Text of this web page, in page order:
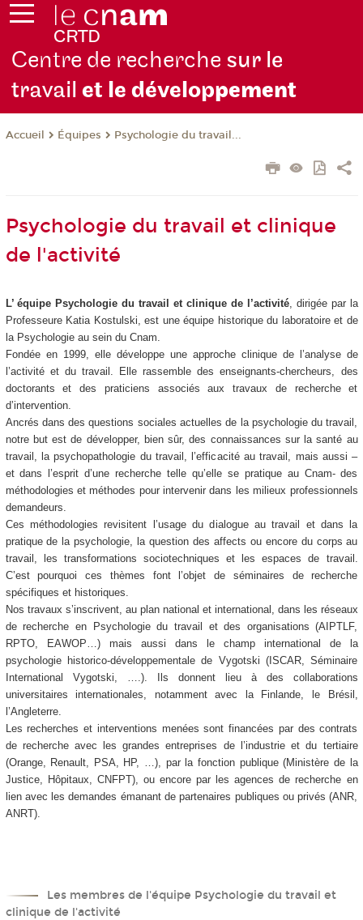
Centre de recherche sur le
travailet le développement
Accueil Équipes Psychologie du travail...
Psychologie du travail et clinique
de l'activité
L’ équipe Psychologie du travail et clinique de l’activité, dirigée par la
Professeure Katia Kostulski, est une équipe historique du laboratoire et de
la Psychologie au sein du Cnam.
Fondée en 1999, elle développe une approche clinique de l’analyse de
l’activité et du travail. Elle rassemble des enseignants-chercheurs, des
doctorants et des praticiens associés aux travaux de recherche et
d’intervention.
Ancrés dans des questions sociales actuelles de la psychologie du travail,
notre but est de développer, bien sûr, des connaissances sur la santé au
travail, la psychopathologie du travail, l’efficacité au travail, mais aussi –
et dans l’esprit d’une recherche telle qu’elle se pratique au Cnam- des
méthodologies et méthodes pour intervenir dans les milieux professionnels
demandeurs.
Ces méthodologies revisitent l’usage du dialogue au travail et dans la
pratique de la psychologie, la question des affects ou encore du corps au
travail, les transformations sociotechniques et les espaces de travail.
C’est pourquoi ces thèmes font l’objet de séminaires de recherche
spécifiques et historiques.
Nos travaux s’inscrivent, au plan national et international, dans les réseaux
de recherche en Psychologie du travail et des organisations (AIPTLF,
RPTO, EAWOP…) mais aussi dans le champ international de la
psychologie historico-développementale de Vygotski (ISCAR, Séminaire
International Vygotski, ….). Ils donnent lieu à des collaborations
universitaires internationales, notamment avec la Finlande, le Brésil,
l’Angleterre.
Les recherches et interventions menées sont financées par des contrats
de recherche avec les grandes entreprises de l’industrie et du tertiaire
(Orange, Renault, PSA, HP, …), par la fonction publique (Ministère de la
Justice, Hôpitaux, CNFPT), ou encore par les agences de recherche en
lien avec les demandes émanant de partenaires publiques ou privés (ANR,
ANRT).
Les membres de l'équipe Psychologie du travail et
clinique de l'activité